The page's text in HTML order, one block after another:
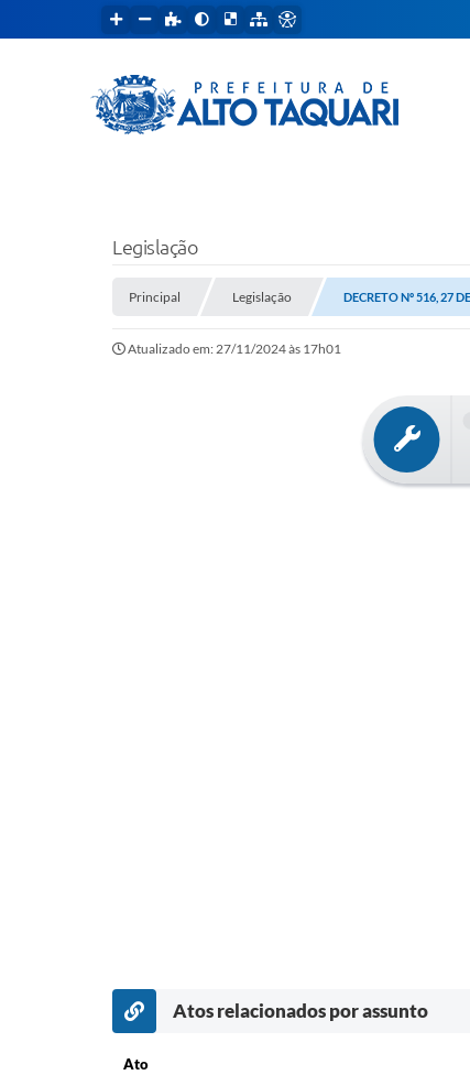
Legislação
Principal Legislação DECRETO Nº 516, 27
Atualizado em: 27/11/2024 às 17h01
Atos relacionados por assunto
Ato